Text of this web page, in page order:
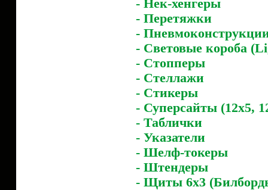
- Нек-хенгеры
- Перетяжки
-
- Световые короба
- Стопперы
- Стеллажи
- Стикеры
- Суперсайты (12x5,
- Таблички
- Указатели
- Шелф-токеры
- Штендеры
- Щиты 6x3